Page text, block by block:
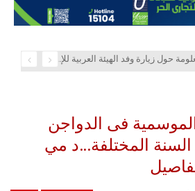
16 معلومة حول زيارة وفد الهيئة العربية للإستثمار والإنماء الزراعي إلي السعودية
فى الدواجن
السنة المختلفة…د مي